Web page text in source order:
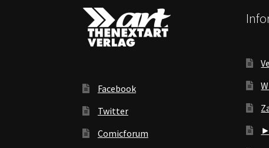
Facebook
Twitter
Comicforum